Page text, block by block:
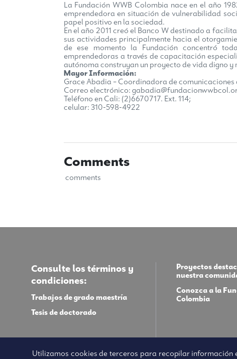
Utilizamos cookies de terceros para recopilar información
La Fundación WWB Colombia nace en el año
emprendedora en situación de vulnerabilidad
papel positivo en la sociedad.
En el año 2011 creó el Banco W destinado a
sus actividades principalmente hacia el
de ese momento la Fundación concentró
emprendedoras a través de capacitación
autónoma construyan un proyecto de vida digno
Mayor Información:
Grace Abadia – Coordinadora de
Correo electrónico:
Teléfono en Cali: (2)6670717. Ext. 114;
celular: 310-598-4922
Comments
comments
Consulte los términos y
condiciones:
Trabajos de grado maestría
Tesis de doctorado
Proyectos
nuestra
Conozca a la
Colombia